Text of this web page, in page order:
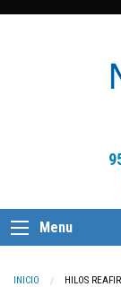
Menu
INICIO CURRENT:
HILOS